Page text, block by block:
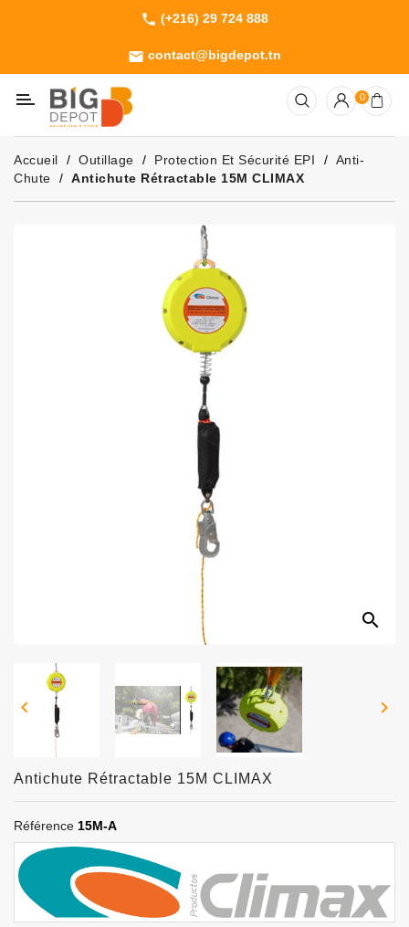
phone (+216) 29 724 888
email contact@bigdepot.tn
Machines
Outillage
Jardinage
Consommables
0
Accueil Outillage Protection Et Sécurité EPI
Anti-
Chute
Antichute Rétractable 15M CLIMAX
search
 
Antichute Rétractable 15M CLIMAX
Référence 15M-A